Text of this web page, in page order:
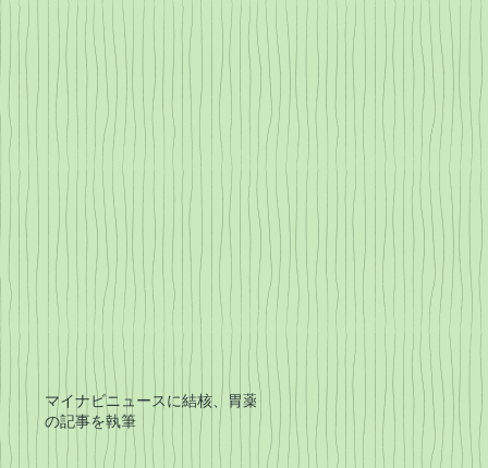
マイナビニュースに結核、胃薬
の記事を執筆